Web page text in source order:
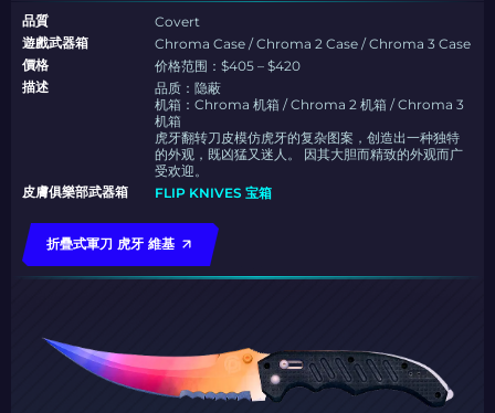
品質
Covert
遊戲武器箱
Chroma Case / Chroma 2 Case / Chroma 3 Case
價格
价格范围：$405 – $420
描述
品质：隐蔽
机箱：Chroma 机箱 / Chroma 2 机箱 / Chroma 3
机箱
虎牙翻转刀皮模仿虎牙的复杂图案，创造出一种独特
的外观，既凶猛又迷人。 因其大胆而精致的外观而广
受欢迎。
皮膚俱樂部武器箱
FLIP KNIVES 宝箱
折疊式軍刀 虎牙 維基